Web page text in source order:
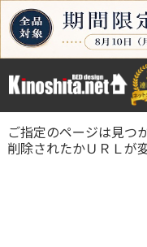
ご指定のページは見つ
削除されたかＵＲＬが